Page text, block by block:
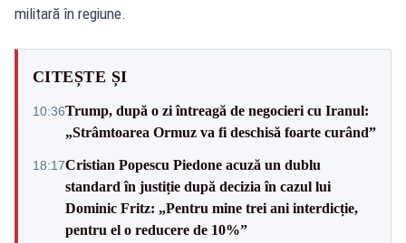
militară în regiune.
CITEȘTE ȘI
10:36Trump, după o zi întreagă de negocieri cu Iranul:
„Strâmtoarea Ormuz va fi deschisă foarte curând”
18:17Cristian Popescu Piedone acuză un dublu
standard în justiție după decizia în cazul lui
Dominic Fritz: „Pentru mine trei ani interdicție,
pentru el o reducere de 10%”